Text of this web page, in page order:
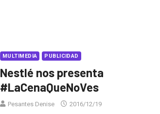
MULTIMEDIA PUBLICIDAD
Nestlé nos presenta
#LaCenaQueNoVes
Pesantes Denise 2016/12/19